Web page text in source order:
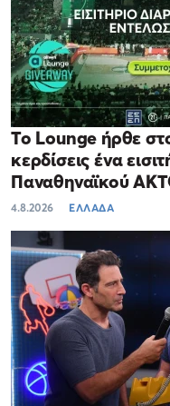
Το Lounge ήρθε
κερδίσεις ένα
Παναθηναϊκού
4.8.2026 ΕΛΛΑΔΑ